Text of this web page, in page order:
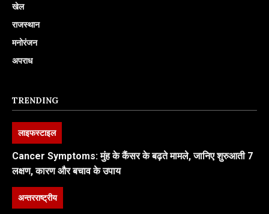
खेल
राजस्थान
मनोरंजन
अपराध
TRENDING
लाइफस्टाइल
Cancer Symptoms: मुंह के कैंसर के बढ़ते मामले, जानिए शुरुआती 7
लक्षण, कारण और बचाव के उपाय
अन्तरराष्ट्रीय